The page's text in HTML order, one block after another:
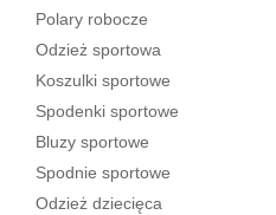
Polary robocze
Odzież sportowa
Koszulki sportowe
Spodenki sportowe
Bluzy sportowe
Spodnie sportowe
Odzież dziecięca